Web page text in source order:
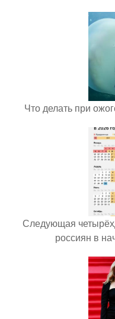
Что делать при
Следующая
россиян в